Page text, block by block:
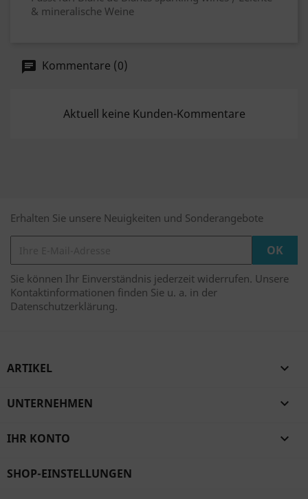
& mineralische Weine
Kommentare (0)
Aktuell keine Kunden-Kommentare
Erhalten Sie unsere Neuigkeiten und Sonderangebote
Sie können Ihr Einverständnis jederzeit widerrufen. Unsere
Kontaktinformationen finden Sie u. a. in der
Datenschutzerklärung.
ARTIKEL 
UNTERNEHMEN 
IHR KONTO 
SHOP-EINSTELLUNGEN